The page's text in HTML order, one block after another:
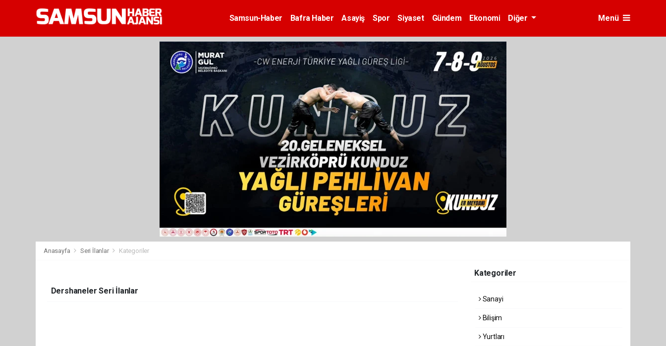
Samsun-Haber Bafra Haber Asayiş Spor Siyaset Gündem Ekonomi Diğer Menü
Anasayfa Seri İlanlar Kategoriler
Dershaneler Seri İlanlar
Kategoriler
Sanayi
Bilişim
Yurtları